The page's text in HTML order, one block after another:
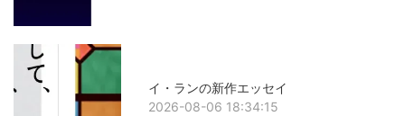
イ・ランの新作エッセイ
2026-08-06 18:34:15